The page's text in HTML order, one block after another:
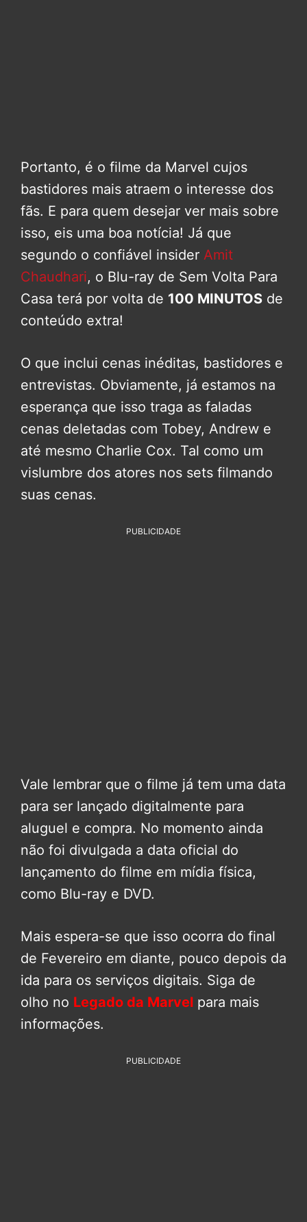
Portanto, é o filme da Marvel cujos
bastidores mais atraem o interesse dos
fãs. E para quem desejar ver mais sobre
isso, eis uma boa notícia! Já que
segundo o confiável insider Amit
Chaudhari, o Blu-ray de Sem Volta Para
Casa terá por volta de 100 MINUTOS de
conteúdo extra!
O que inclui cenas inéditas, bastidores e
entrevistas. Obviamente, já estamos na
esperança que isso traga as faladas
cenas deletadas com Tobey, Andrew e
até mesmo Charlie Cox. Tal como um
vislumbre dos atores nos sets filmando
suas cenas.
PUBLICIDADE
Vale lembrar que o filme já tem uma data
para ser lançado digitalmente para
aluguel e compra. No momento ainda
não foi divulgada a data oficial do
lançamento do filme em mídia física,
como Blu-ray e DVD.
Mais espera-se que isso ocorra do final
de Fevereiro em diante, pouco depois da
ida para os serviços digitais. Siga de
olho no Legado da Marvel para mais
informações.
PUBLICIDADE